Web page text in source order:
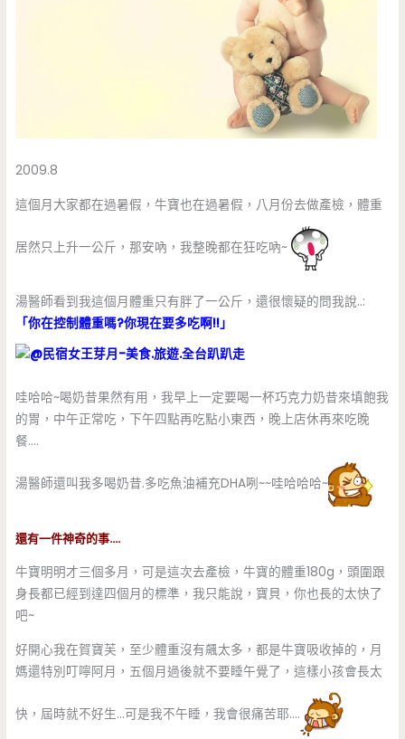
2009.8
這個月大家都在過暑假，牛寶也在過暑假，八月份去做產檢，體重
居然只上升一公斤，那安吶，我整晚都在狂吃吶~
湯醫師看到我這個月體重只有胖了一公斤，還很懷疑的問我說..:
「你在控制體重嗎?你現在要多吃啊!!」
哇哈哈~喝奶昔果然有用，我早上一定要喝一杯巧克力奶昔來填飽我
的胃，中午正常吃，下午四點再吃點小東西，晚上店休再來吃晚
餐….
湯醫師還叫我多喝奶昔.多吃魚油補充DHA咧~~哇哈哈哈~
還有一件神奇的事….
牛寶明明才三個多月，可是這次去產檢，牛寶的體重180g，頭圍跟
身長都已經到達四個月的標準，我只能說，寶貝，你也長的太快了
吧~
好開心我在賀寶芙，至少體重沒有飆太多，都是牛寶吸收掉的，月
媽還特別叮嚀阿月，五個月過後就不要睡午覺了，這樣小孩會長太
快，屆時就不好生…可是我不午睡，我會很痛苦耶….